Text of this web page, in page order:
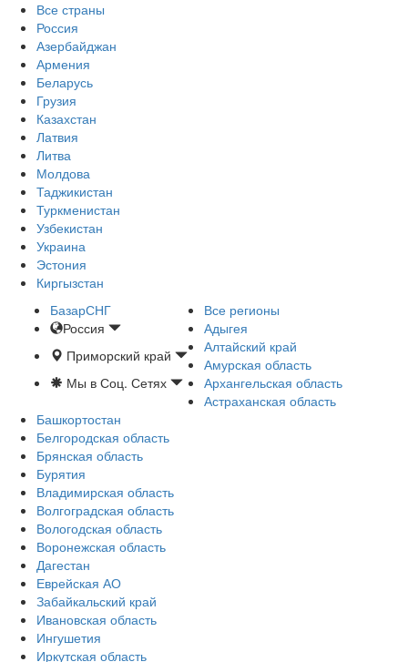
Все страны
Россия
Азербайджан
Армения
Беларусь
Грузия
Казахстан
Латвия
Литва
Молдова
Таджикистан
Туркменистан
Узбекистан
Украина
Эстония
Киргызстан
БазарСНГ
Россия
Приморский край
Мы в Соц. Сетях
Все регионы
Адыгея
Алтайский край
Амурская область
Архангельская область
Астраханская область
Башкортостан
Белгородская область
Брянская область
Бурятия
Владимирская область
Волгоградская область
Вологодская область
Воронежская область
Дагестан
Еврейская АО
Забайкальский край
Ивановская область
Ингушетия
Иркутская область